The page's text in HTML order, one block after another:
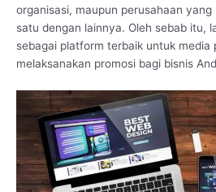
organisasi, maupun perusahaan
satu dengan lainnya. Oleh sebab itu,
sebagai platform terbaik untuk media
melaksanakan promosi bagi bisnis